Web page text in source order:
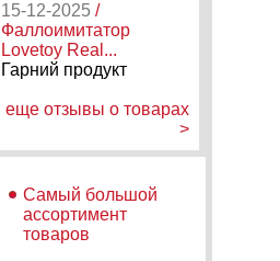
15-12-2025 /
Фаллоимитатор
Lovetoy Real...
Гарний продукт
еще отзывы о товарах
>
Самый большой
ассортимент
товаров